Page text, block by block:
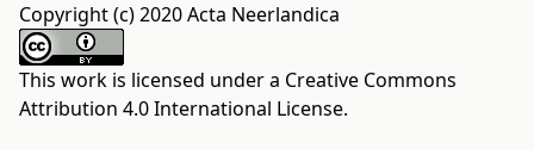
Copyright (c) 2020 Acta Neerlandica
This work is licensed under a Creative Commons
Attribution 4.0 International License.